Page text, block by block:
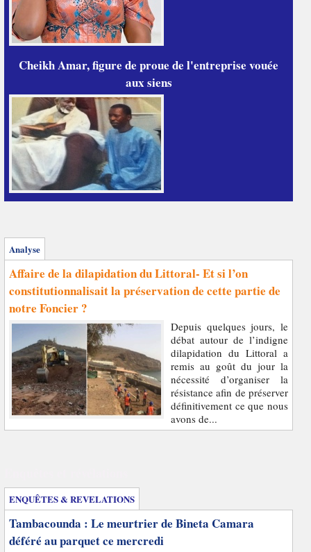
Cheikh Amar, figure de proue de l'entreprise vouée
aux siens
Analyse
Affaire de la dilapidation du Littoral- Et si l’on
constitutionnalisait la préservation de cette partie de
notre Foncier ?
Depuis quelques jours, le
débat autour de l’indigne
dilapidation du Littoral a
remis au goût du jour la
nécessité d’organiser la
résistance afin de préserver
définitivement ce que nous
avons de...
ENQUÊTES & REVELATIONS
Tambacounda : Le meurtrier de Bineta Camara
déféré au parquet ce mercredi